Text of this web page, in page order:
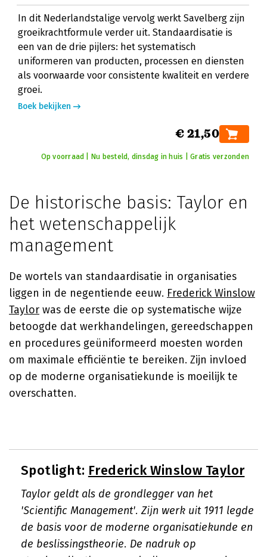
In dit Nederlandstalige vervolg werkt Savelberg zijn
groeikrachtformule verder uit. Standaardisatie is
een van de drie pijlers: het systematisch
uniformeren van producten, processen en diensten
als voorwaarde voor consistente kwaliteit en verdere
groei.
Boek bekijken
€ 21,50
Op voorraad | Nu besteld, dinsdag in huis | Gratis verzonden
De historische basis: Taylor en
het wetenschappelijk
management
De wortels van standaardisatie in organisaties
liggen in de negentiende eeuw. Frederick Winslow
Taylor was de eerste die op systematische wijze
betoogde dat werkhandelingen, gereedschappen
en procedures geüniformeerd moesten worden
om maximale efficiëntie te bereiken. Zijn invloed
op de moderne organisatiekunde is moeilijk te
overschatten.
Spotlight: Frederick Winslow Taylor
Taylor geldt als de grondlegger van het
'Scientific Management'. Zijn werk uit 1911 legde
de basis voor de moderne organisatiekunde en
de beslissingstheorie. De nadruk op